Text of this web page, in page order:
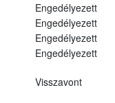
Engedélyezett
Engedélyezett
Engedélyezett
Engedélyezett
Visszavont